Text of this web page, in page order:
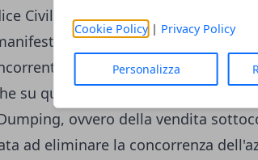
Cookie Policy| Privacy Policy
Personalizza
Civile, Generalmente Questa
attraverso atti volti a ledere
con gravi ripercussioni sia
su quello nazionale. Il rischio di
ovvero della vendita
ad eliminare la concorrenza